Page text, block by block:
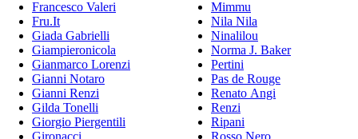
Francesco Valeri
Fru.It
Giada Gabrielli
Giampieronicola
Gianmarco Lorenzi
Gianni Notaro
Gianni Renzi
Gilda Tonelli
Giorgio Piergentili
Gironacci
Mimmu
Nila Nila
Ninalilou
Norma J. Baker
Pertini
Pas de Rouge
Renato Angi
Renzi
Ripani
Rosso Nero